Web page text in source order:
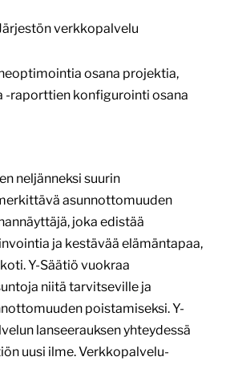
verkkopalvelu
osana projektia,
-raporttien konfigurointi osana
neljänneksi suurin
asunnottomuuden
joka edistää
ja kestävää elämäntapaa,
Y-Säätiö vuokraa
niitä tarvitseville ja
poistamiseksi. Y-
lanseerauksen yhteydessä
uusi ilme. Verkkopalvelu-